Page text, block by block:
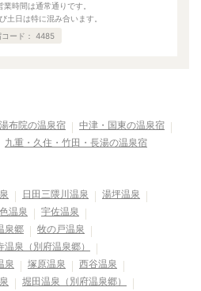
業時間は通常通りです。
土日は特に混み合います。
ード： 4485
湯布院の温泉宿
中津・国東の温泉宿
九重・久住・竹田・長湯の温泉宿
日田三隈川温泉
湯坪温泉
温泉
宇佐温泉
泉郷
牧の戸温泉
温泉（別府温泉郷）
泉 塚原温泉
西谷温泉
堀田温泉（別府温泉郷）